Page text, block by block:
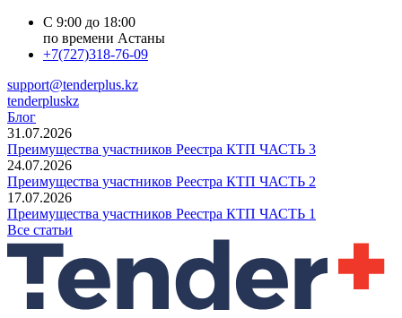
С 9:00 до 18:00
по времени Астаны
+7(727)318-76-09
support@tenderplus.kz
tenderpluskz
Блог
31.07.2026
Преимущества участников Реестра КТП ЧАСТЬ 3
24.07.2026
Преимущества участников Реестра КТП ЧАСТЬ 2
17.07.2026
Преимущества участников Реестра КТП ЧАСТЬ 1
Все статьи